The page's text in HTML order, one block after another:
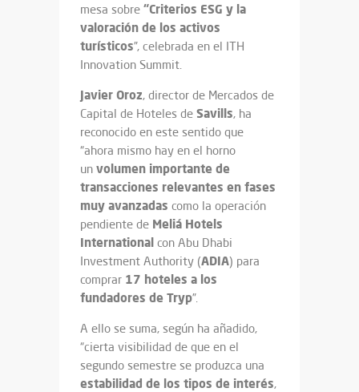
mesa sobre “Criterios ESG y la
valoración de los activos
turísticos”, celebrada en el ITH
Innovation Summit.
Javier Oroz, director de Mercados de
Capital de Hoteles de Savills, ha
reconocido en este sentido que
“ahora mismo hay en el horno
un volumen importante de
transacciones relevantes en fases
muy avanzadas como la operación
pendiente de Meliá Hotels
International con Abu Dhabi
Investment Authority (ADIA) para
comprar 17 hoteles a los
fundadores de Tryp”.
A ello se suma, según ha añadido,
“cierta visibilidad de que en el
segundo semestre se produzca una
estabilidad de los tipos de interés,